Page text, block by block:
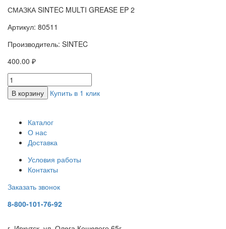
СМАЗКА SINTEC MULTI GREASE EP 2
Артикул: 80511
Производитель: SINTEC
400.00 ₽
В корзину Купить в 1 клик
Каталог
О нас
Доставка
Условия работы
Контакты
Заказать звонок
8-800-101-76-92